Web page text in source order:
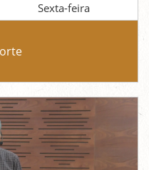
Sexta-feira